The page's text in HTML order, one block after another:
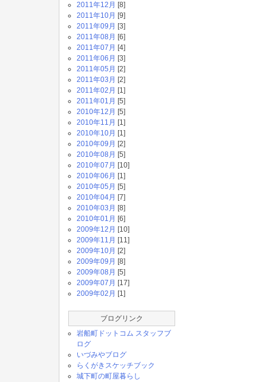
2011年12月 [8]
2011年10月 [9]
2011年09月 [3]
2011年08月 [6]
2011年07月 [4]
2011年06月 [3]
2011年05月 [2]
2011年03月 [2]
2011年02月 [1]
2011年01月 [5]
2010年12月 [5]
2010年11月 [1]
2010年10月 [1]
2010年09月 [2]
2010年08月 [5]
2010年07月 [10]
2010年06月 [1]
2010年05月 [5]
2010年04月 [7]
2010年03月 [8]
2010年01月 [6]
2009年12月 [10]
2009年11月 [11]
2009年10月 [2]
2009年09月 [8]
2009年08月 [5]
2009年07月 [17]
2009年02月 [1]
ブログリンク
岩船町ドットコム スタッフブ
ログ
いづみやブログ
らくがきスケッチブック
城下町の町屋暮らし